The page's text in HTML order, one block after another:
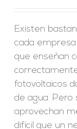
Existen
cada
que enseñan
fotovoltaicos
de agua. Pero
aprovechan
difícil que un